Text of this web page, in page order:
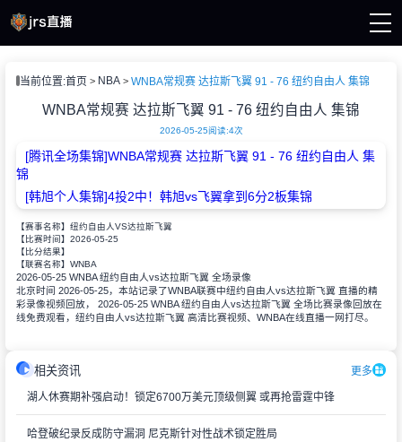
播
当前位置:首页 NBA WNBA常规赛 达拉斯飞翼 91 - 76 纽约自由人 集锦
WNBA常规赛 达拉斯飞翼 91 - 76 纽约自由人 集锦
2026-05-25阅读:4次
[腾讯全场集锦]WNBA常规赛 达拉斯飞翼 91 - 76 纽约自由人 集
锦
[韩旭个人集锦]4投2中！韩旭vs飞翼拿到6分2板集锦
【赛事名称】 纽约自由人VS达拉斯飞翼
【比赛时间】 2026-05-25
【比分结果】
【联赛名称】 WNBA
2026-05-25 WNBA 纽约自由人vs达拉斯飞翼 全场录像
北京时间 2026-05-25，本站记录了WNBA联赛中纽约自由人vs达拉斯飞翼 直播的精
彩录像视频回放， 2026-05-25 WNBA 纽约自由人vs达拉斯飞翼 全场比赛录像回放在
线免费观看，纽约自由人vs达拉斯飞翼 高清比赛视频、WNBA在线直播一网打尽。
相关资讯 更多
湖人休赛期补强启动！锁定6700万美元顶级侧翼 或再抢雷霆中锋
哈登破纪录反成防守漏洞 尼克斯针对性战术锁定胜局